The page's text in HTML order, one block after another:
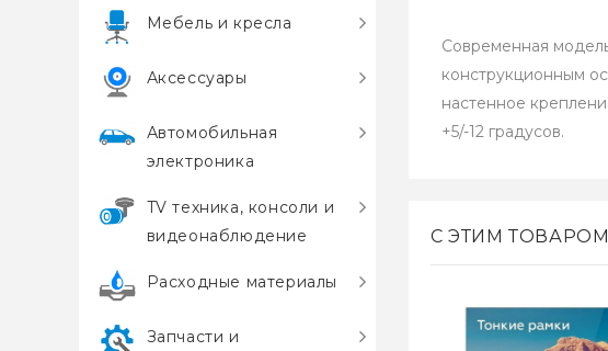
Мебель и кресла
Аксессуары
Автомобильная
электроника
TV техника, консоли и
видеонаблюдение
Расходные материалы
Запчасти и
Современная
конструкционным
настенное
+5/-12 градусов.
С ЭТИМ